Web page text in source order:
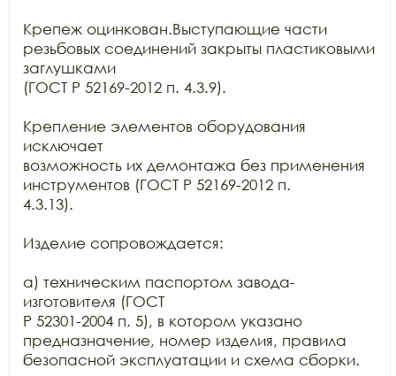
Крепеж оцинкован.Выступающие части
резьбовых соединений закрыты пластиковыми
заглушками
(ГОСТ Р 52169-2012 п. 4.3.9).
Крепление элементов оборудования
исключает
возможность их демонтажа без применения
инструментов (ГОСТ Р 52169-2012 п.
4.3.13).
Изделие сопровождается:
а) техническим паспортом завода-
изготовителя (ГОСТ
Р 52301-2004 п. 5), в котором указано
предназначение, номер изделия, правила
безопасной эксплуатации и схема сборки.